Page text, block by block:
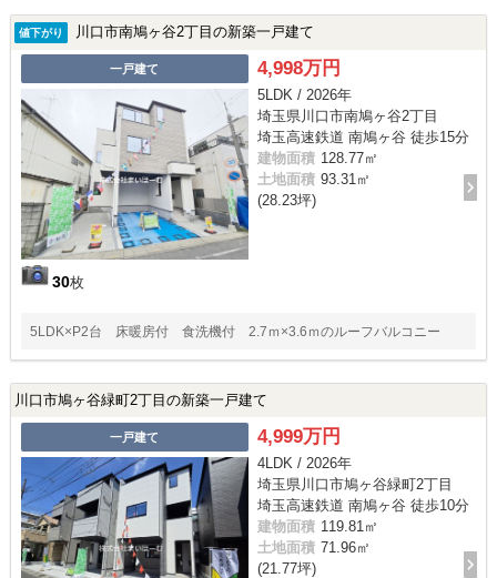
値下がり 川口市南鳩ヶ谷2丁目の新築一戸建て
一戸建て
30枚
4,998万円
5LDK / 2026年
埼玉県川口市南鳩ヶ谷2丁目
埼玉高速鉄道 南鳩ヶ谷 徒歩15分
建物面積 128.77㎡
土地面積 93.31㎡
(28.23坪)
5LDK×P2台 床暖房付 食洗機付 2.7ｍ×3.6ｍのルーフバルコニー
川口市鳩ヶ谷緑町2丁目の新築一戸建て
一戸建て 4,999万円
4LDK / 2026年
埼玉県川口市鳩ヶ谷緑町2丁目
埼玉高速鉄道 南鳩ヶ谷 徒歩10分
建物面積 119.81㎡
土地面積 71.96㎡
(21.77坪)